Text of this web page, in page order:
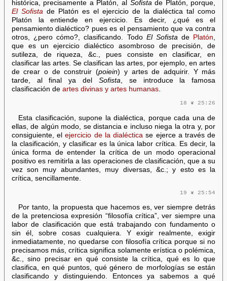
histórica, precisamente a Platón, al Sofista de Platón, porque,
El Sofista de Platón es el ejercicio de la dialéctica tal como
Platón la entiende en ejercicio. Es decir, ¿qué es el
pensamiento dialéctico? pues es el pensamiento que va contra
otros, ¿pero cómo?, clasificando. Todo El Sofista de Platón
que es un ejercicio dialéctico asombroso de precisión, de
sutileza, de riqueza, &c., pues consiste en clasificar, en
clasificar las artes. Se clasifican las artes, por ejemplo, en artes
de crear o de construir (poiein) y artes de adquirir. Y más
tarde, al final ya del Sofista , se introduce la famosa
clasificación de artes divinas y artes humanas.
18 ❦ 25:26
Esta clasificación, supone la dialéctica, porque cada una de
ellas, de algún modo, se distancia e incluso niega la otra y, por
consiguiente, elejercicio de la dialéctica se ejerce a través de
la clasificación, y clasificar es la única labor crítica. Es decir, la
única forma de entender la crítica de un modo operacional
positivo es remitirla a las operaciones de clasificación, que a su
vez son muy abundantes, muy diversas, &c.; y esto es la
crítica, sencillamente.
19 ❦ 25:54
Por tanto, la propuesta que hacemos es, ver siempre detrás
de la pretenciosa expresión “filosofía crítica”, ver siempre una
labor de clasificación que está trabajando con fundamento o
sin él, sobre cosas cualquiera. Y exigir realmente, exigir
inmediatamente, no quedarse con filosofía crítica porque si no
precisamos más, crítica significa solamente erística o polémica,
&c., sino precisar en qué consiste la crítica, qué es lo que
clasifica, en qué puntos, qué género de morfologías se están
clasificando y distinguiendo. Entonces ya sabemos a qué